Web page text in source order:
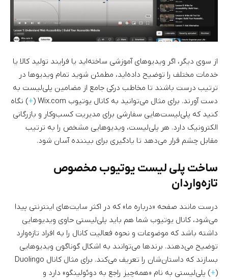
از سوی دیگر، اگر ویدیوهای آموزشی ساخته‌اید یا فرایند تولید کالا یا
خدمات مختلف را توضیح داده‌اید، مطمئن شوید تمام ویدیوها در
ترتیب درست باشند تا مخاطب درکی جامع از مضامین پلی‌لیست به
دست آورند. برای مثال می‌توانید به کانال یوتیوب Wix.com (
+) نگاه
کنید که پلی‌لیست‌هایی سفارشی برای مدیریت کسب‌وکار و بازرگانی
الکترونیک دارد. هر پلی‌لیست، ویدیوهایی مشخص را به ترتیب
مقابل چشم قرار می‌دهد تا یادگیری برای بیننده آسان شود.
ساخت پلی لیست یوتیوب مخصوص
تازه‌واردان
درست مانند صفحه «درباره ما» که در اکثر سایت‌های اینترنتی پیدا
می‌شود، کانال یوتیوب شما هم باید پلی‌لیستی حاوی ویدیوهایی
داشته باشد که موضوعات و نحوه فعالیت کانال را به افراد تازه‌وارد
توضیح می‌دهند. برندها می‌توانند به اشکال گوناگون ویدیوهایی
بسازند که داستان‌شان را تعریف می‌کند. برای مثال کانال Duolingo
(
+) پلی‌لیستی به نام «همه‌چیز راجع به دوئولینگو» دارد و